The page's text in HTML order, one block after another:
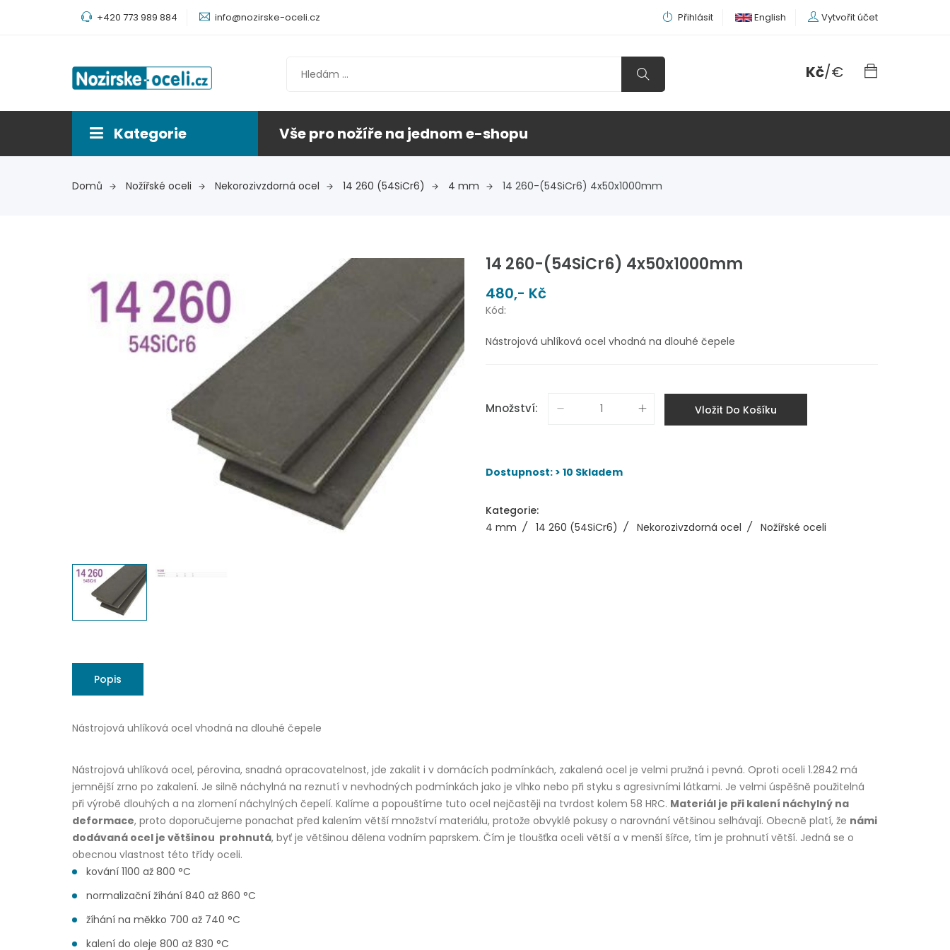
+420 773 989 884 info@nozirske-oceli.cz Přihlásit English Vytvořit účet
Kč/€
Kategorie Vše pro nožíře na jednom e-shopu
Domů Nožířské oceli Nekorozivzdorná ocel 14 260 (54SiCr6) 4 mm 14 260-(54SiCr6) 4x50x1000mm
14 260-(54SiCr6) 4x50x1000mm
480,- Kč
Kód:
Nástrojová uhlíková ocel vhodná na dlouhé čepele
Množství: Vložit Do Košíku
Dostupnost: > 10 Skladem
Kategorie:
4 mm / 14 260 (54SiCr6) / Nekorozivzdorná ocel / Nožířské oceli
Popis
Nástrojová uhlíková ocel vhodná na dlouhé čepele
Nástrojová uhlíková ocel, pérovina, snadná opracovatelnost, jde zakalit i v domácích podmínkách, zakalená ocel je velmi pružná i pevná. Oproti oceli 1.2842 má
jemnější zrno po zakalení. Je silně náchylná na reznutí v nevhodných podmínkách jako je vlhko nebo při styku s agresivními látkami. Je velmi úspěšně použitelná
při výrobě dlouhých a na zlomení náchylných čepelí. Kalíme a popouštíme tuto ocel nejčastěji na tvrdost kolem 58 HRC. Materiál je při kalení náchylný na
deformace, proto doporučujeme ponachat před kalením větší množství materiálu, protože obvyklé pokusy o narovnání většinou selhávají. Obecně platí, že námi
dodávaná ocel je většinou prohnutá, byť je většinou dělena vodním paprskem. Čím je tloušťka oceli větší a v menší šířce, tím je prohnutí větší. Jedná se o
obecnou vlastnost této třídy oceli.
kování 1100 až 800 °C
normalizační žíhání 840 až 860 °C
žíhání na měkko 700 až 740 °C
kalení do oleje 800 až 830 °C